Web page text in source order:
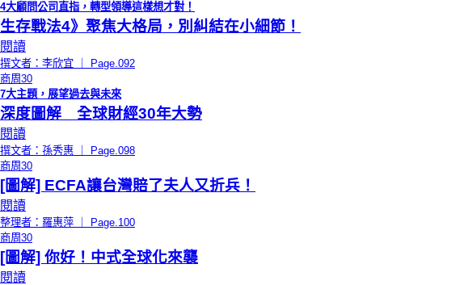
4大顧問公司直指，轉型領導這樣想才對！
生存戰法4》聚焦大格局，別糾結在小細節！
閱讀
撰文者：李欣宜 ｜ Page.092
商周30
7大主題，展望過去與未來
深度圖解 全球財經30年大勢
閱讀
撰文者：孫秀惠 ｜ Page.098
商周30
[圖解] ECFA讓台灣賠了夫人又折兵！
閱讀
整理者：羅惠萍 ｜ Page.100
商周30
[圖解] 你好！中式全球化來襲
閱讀